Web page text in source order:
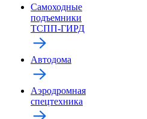
Самоходные
подъемники
ТСПП-ГИРД
Автодома
Аэродромная
спецтехника